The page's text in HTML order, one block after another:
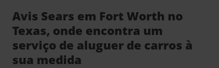
Avis Sears em Fort Worth no
Texas, onde encontra um
serviço de aluguer de carros à
sua medida